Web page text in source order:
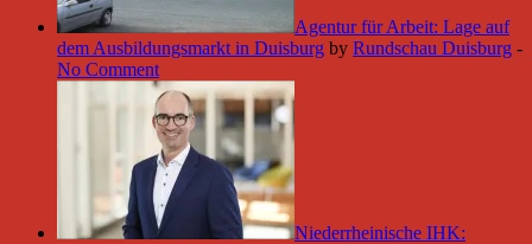
Agentur für Arbeit: Lage auf
dem Ausbildungsmarkt in Duisburg by Rundschau Duisburg -
No Comment
Niederrheinische IHK: